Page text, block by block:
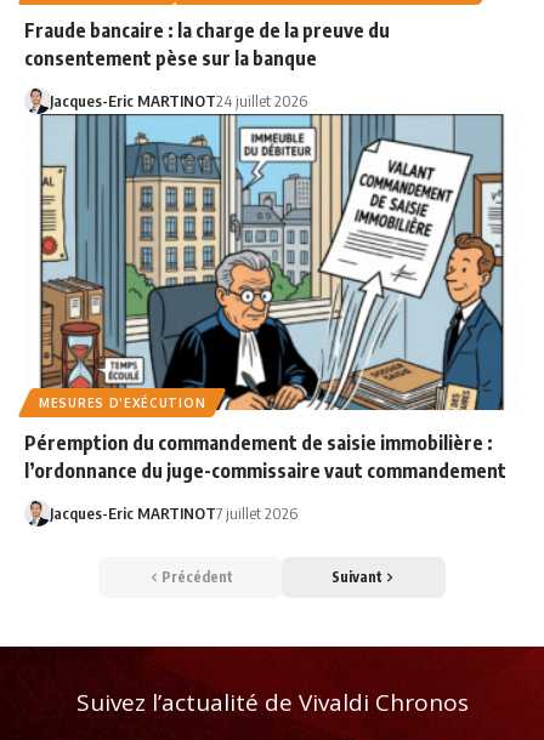
Fraude bancaire : la charge de la preuve du
consentement pèse sur la banque
Jacques-Eric MARTINOT24 juillet 2026
MESURES D'EXÉCUTION
Péremption du commandement de saisie immobilière :
l’ordonnance du juge-commissaire vaut commandement
Jacques-Eric MARTINOT7 juillet 2026
Précédent Suivant
Suivez l’actualité de Vivaldi Chronos